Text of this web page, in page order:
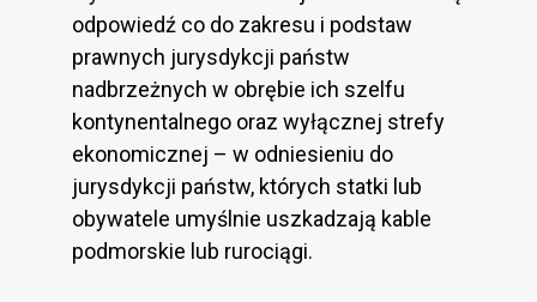
odpowiedź co do zakresu i podstaw
prawnych jurysdykcji państw
nadbrzeżnych w obrębie ich szelfu
kontynentalnego oraz wyłącznej strefy
ekonomicznej – w odniesieniu do
jurysdykcji państw, których statki lub
obywatele umyślnie uszkadzają kable
podmorskie lub rurociągi.